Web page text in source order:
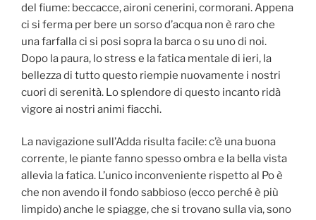
del fiume: beccacce, aironi cenerini, cormorani. Appena
ci si ferma per bere un sorso d’acqua non è raro che
una farfalla ci si posi sopra la barca o su uno di noi.
Dopo la paura, lo stress e la fatica mentale di ieri, la
bellezza di tutto questo riempie nuovamente i nostri
cuori di serenità. Lo splendore di questo incanto ridà
vigore ai nostri animi fiacchi.
La navigazione sull’Adda risulta facile: c’è una buona
corrente, le piante fanno spesso ombra e la bella vista
allevia la fatica. L’unico inconveniente rispetto al Po è
che non avendo il fondo sabbioso (ecco perché è più
limpido) anche le spiagge, che si trovano sulla via, sono